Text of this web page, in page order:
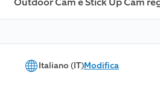
Italiano (IT)Modifica